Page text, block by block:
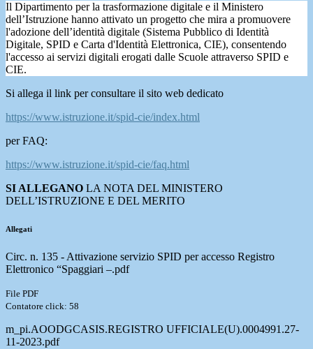
Il Dipartimento per la trasformazione digitale e il Ministero
dell’Istruzione hanno attivato un progetto che mira a promuovere
l'adozione dell’identità digitale (Sistema Pubblico di Identità
Digitale, SPID e Carta d'Identità Elettronica, CIE), consentendo
l'accesso ai servizi digitali erogati dalle Scuole attraverso SPID e
CIE.
Si allega il link per consultare il sito web dedicato
https://www.istruzione.it/spid-cie/index.html
per FAQ:
https://www.istruzione.it/spid-cie/faq.html
SI ALLEGANO LA NOTA DEL MINISTERO
DELL’ISTRUZIONE E DEL MERITO
Allegati
Circ. n. 135 - Attivazione servizio SPID per accesso Registro
Elettronico “Spaggiari –.pdf
File PDF
Contatore click: 58
m_pi.AOODGCASIS.REGISTRO UFFICIALE(U).0004991.27-
11-2023.pdf